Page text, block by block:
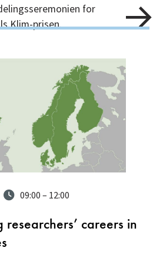
for
Klim-prisen.
09:00– 12:00
researchers’ careers in